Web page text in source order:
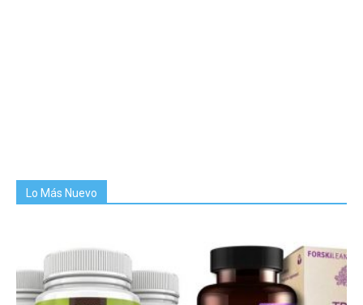
Lo Más Nuevo